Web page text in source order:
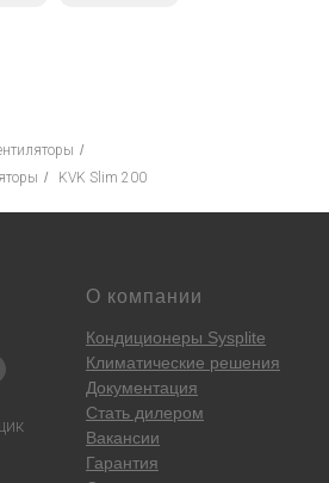
/
/ KVK Slim 200
О компании
Кондиционеры Sysplite
Климатические решения
Документация
Стать дилером
Вакансии
Гарантия